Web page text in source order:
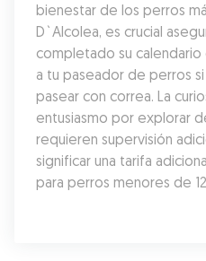
bienestar de los perros
D`Alcolea, es crucial
completado su
a tu paseador de perros
pasear con correa. La
entusiasmo por explorar
requieren supervisión
significar una tarifa
para perros menores de